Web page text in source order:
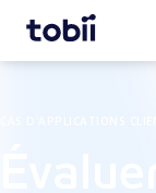
Accueil